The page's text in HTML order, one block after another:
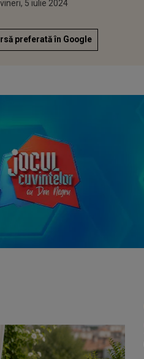
miercuri, 5 iulie 2023
Actualizat:
vineri, 5 iulie 2024
preferată în Google